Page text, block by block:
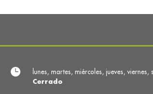
lunes, martes, miércoles, jueves,
Cerrado